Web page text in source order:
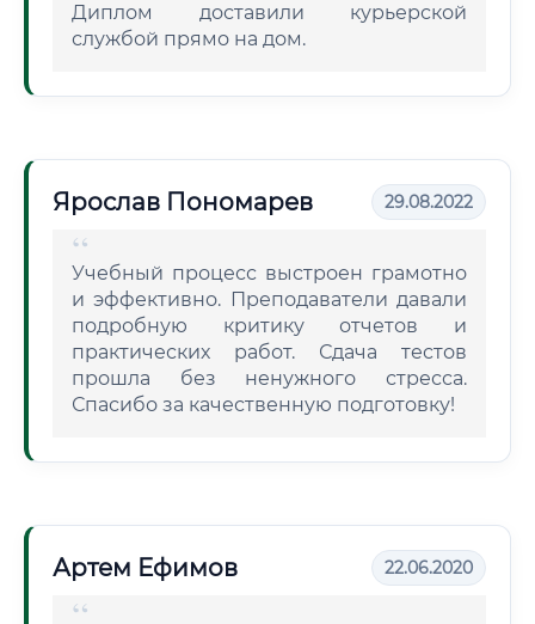
Диплом доставили курьерской
службой прямо на дом.
Ярослав Пономарев 29.08.2022
Учебный процесс выстроен грамотно
и эффективно. Преподаватели давали
подробную критику отчетов и
практических работ. Сдача тестов
прошла без ненужного стресса.
Спасибо за качественную подготовку!
Артем Ефимов 22.06.2020